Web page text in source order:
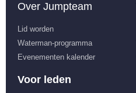
Over Jumpteam
Lid worden
Waterman-programma
Evenementen kalender
Voor leden